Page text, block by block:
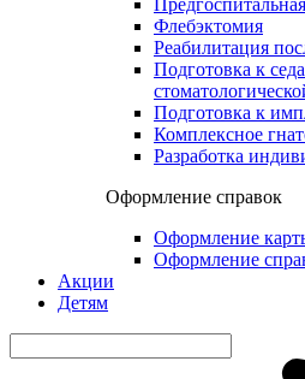
Флебэктомия
Реабилитация
Подготовка к
Подготовка к
Комплексное
Разработка
Оформление справок
Оформление
Оформление
Акции
Детям